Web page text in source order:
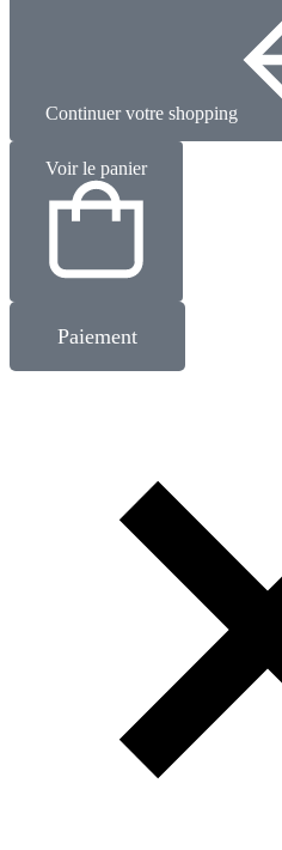
Continuer votre shopping
Voir le panier
Paiement